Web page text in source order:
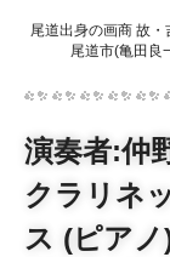
尾道出身の画商 故
尾道市(亀田良
演奏者:仲
クラリネ
ス (ピアノ